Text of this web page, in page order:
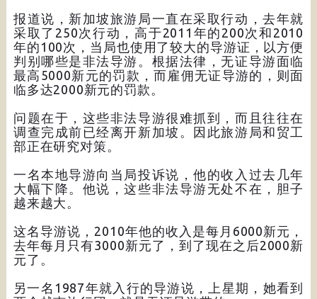
报道说，新加坡旅游局一直在采取行动，去年就
采取了250次行动，高于2011年的200次和2010
年的100次，当局也使用了较大的导游证，以方便
判别哪些是非法导游。根据法律，无证导游面临
最高5000新元的罚款，而雇佣无证导游的，则面
临多达2000新元的罚款。
问题在于，这些非法导游很难抓到，而且往往在
调查完成前已经离开新加坡。因此旅游局和贸工
部正在研究对策。
一名本地导游向当局投诉说，他的收入过去几年
大幅下降。他说，这些非法导游无处不在，胆子
越来越大。
这名导游说，2010年他的收入是每月6000新元，
去年每月只有3000新元了，到了现在之后2000新
元了。
另一名1987年就入行的导游说，上星期，她看到